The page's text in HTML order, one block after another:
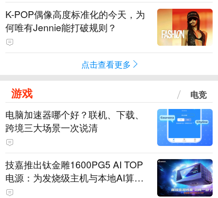
K-POP偶像高度标准化的今天，为
何唯有Jennie能打破规则？
点击查看更多
游戏 电竞
电脑加速器哪个好？联机、下载、
跨境三大场景一次说清
技嘉推出钛金雕1600PG5 AI TOP
电源：为发烧级主机与本地AI算力
打造旗舰供电方案